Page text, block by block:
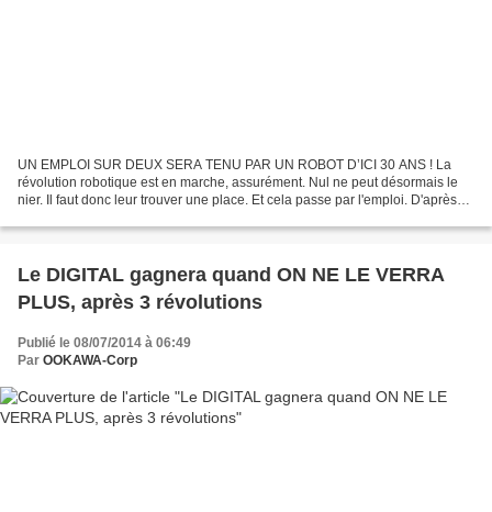
UN EMPLOI SUR DEUX SERA TENU PAR UN ROBOT D’ICI 30 ANS ! La
révolution robotique est en marche, assurément. Nul ne peut désormais le
nier. Il faut donc leur trouver une place. Et cela passe par l'emploi. D'après
Le DIGITAL gagnera quand ON NE LE VERRA
PLUS, après 3 révolutions
Publié le 08/07/2014 à 06:49
Par OOKAWA-Corp